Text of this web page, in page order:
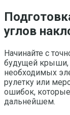
углов
Начинайте с
будущей крыши,
необходимых
рулетку или
ошибок,
дальнейшем.